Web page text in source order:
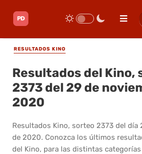
RESULTADOS KINO
Resultados del Kino,
2373 del 29 de
2020
Resultados Kino, sorteo 2373 del día
de 2020. Conozca los últimos
del Kino, para las distintas